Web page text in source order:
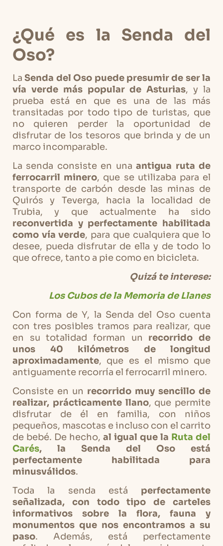
¿Qué es la Senda del
Oso?
LaSenda del Oso puede presumir de ser la
vía verde más popular de Asturias, y la
prueba está en que es una de las más
transitadas por todo tipo de turistas, que
no quieren perder la oportunidad de
disfrutar de los tesoros que brinda y de un
marco incomparable.
La senda consiste en unaantigua ruta de
ferrocarril minero, que se utilizaba para el
transporte de carbón desde las minas de
Quirós y Teverga, hacia la localidad de
Trubia, y que actualmente ha sido
reconvertida y perfectamente habilitada
como vía verde, para que cualquiera que lo
desee, pueda disfrutar de ella y de todo lo
que ofrece, tanto a pie como en bicicleta.
Quizá te interese:
Los Cubos de la Memoria de Llanes
Con forma de Y, la Senda del Oso cuenta
con tres posibles tramos para realizar, que
en su totalidad forman un recorrido de
unos 40 kilómetros de longitud
aproximadamente, que es el mismo que
antiguamente recorría el ferrocarril minero.
Consiste en un recorrido muy sencillo de
realizar, prácticamente llano, que permite
disfrutar de él en familia, con niños
pequeños, mascotas e incluso con el carrito
de bebé. De hecho, al igual que la Ruta del
Carés, la Senda del Oso está
perfectamente habilitada para
minusválidos.
Toda la senda está perfectamente
señalizada, con todo tipo de carteles
informativos sobre la flora, fauna y
monumentos que nos encontramos a su
paso. Además, está perfectamente